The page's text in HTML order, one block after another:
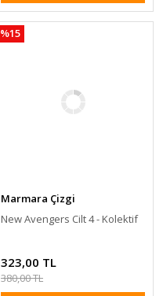
%15
Marmara Çizgi
New Avengers Cilt 4 - Kolektif
323,00 TL
380,00 TL